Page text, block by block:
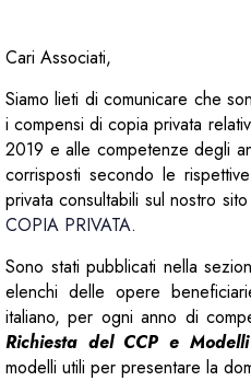
Cari Associati,
Siamo lieti di comunicare che
i compensi di copia privata
2019 e alle competenze degli
corrisposti secondo le
privata consultabili sul nostro
COPIA PRIVATA.
Sono stati pubblicati nella
elenchi delle opere
italiano, per ogni anno di
Richiesta del CCP e Modelli
modelli utili per presentare la